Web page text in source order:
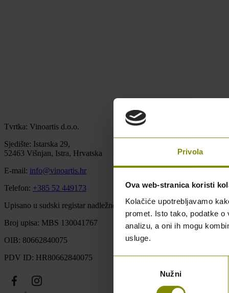
Privola
Ova web-stranica koristi
Kolačiće upotrebljavamo
promet. Isto tako, podatke
analizu, a oni ih mogu
usluge.
Nužni
Tvrtka: Vinoartis d.o.o.
Sjedište: Istarska 29,
52463 Višnjan, Istra, Hrvatska
E-mail: info@vinoartis.hr
Telefon: +385 52 449173
Upisano u sudski registar nadležnog trgovačkog suda u Pazinu u
Broj upisa: MBS 130041767
OIB: 80662840075
PDV ID: HR80662840075